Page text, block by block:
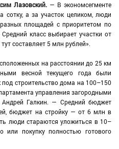
Лазовский. — В экономсегменте
сотку, а за участок целиком, люди
площадей с приоритетом по
класс выбирает участки от
составляет 5 млн рублей».
на расстоянии до 25 км
весной текущего года были
строительство дома на 100–150
управления загородными
Галкин. — Средний бюджет
бюджет на стройку — от 6 млн в
люди стараются уложиться в 10–
или покупку полностью готового